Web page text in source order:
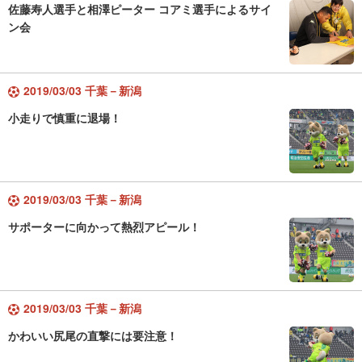
佐藤寿人選手と相澤ピーター コアミ選手によるサイ
ン会
2019/03/03 千葉－新潟
小走りで慎重に退場！
2019/03/03 千葉－新潟
サポーターに向かって熱烈アピール！
2019/03/03 千葉－新潟
かわいい尻尾の直撃には要注意！